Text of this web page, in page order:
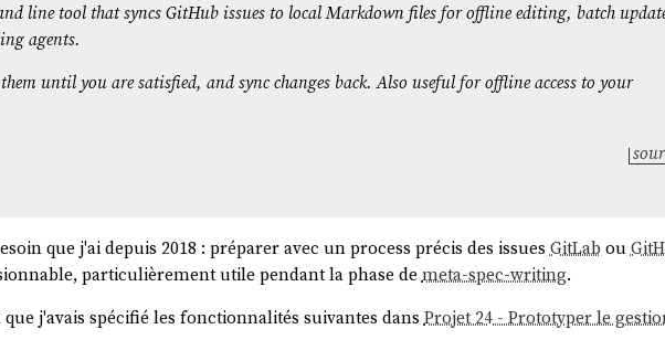
line tool that syncs GitHub issues to local Markdown files for offline editing, batch
agents.
until you are satisfied, and sync changes back. Also useful for offline access to your
que j'ai depuis 2018 : préparer avec un process précis des issues GitLab ou
particulièrement utile pendant la phase de meta-spec-writing.
j'avais spécifié les fonctionnalités suivantes dansProjet 24 - Prototyper le